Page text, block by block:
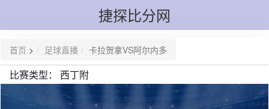
捷探比分网
首页 > 足球直播 卡拉贺拿VS阿尔内多
比赛类型： 西丁附